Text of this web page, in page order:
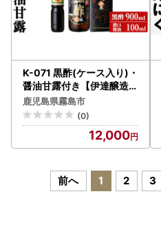
K-071 黒酢(ケース入り)・
醤油甘露付き【伊達醸造】
霧島市 お酢 調味料 黒酢ド
リンク ビネガー しょうゆ
セット
鹿児島県霧島市
(0)
12,000
前へ 1 2 3